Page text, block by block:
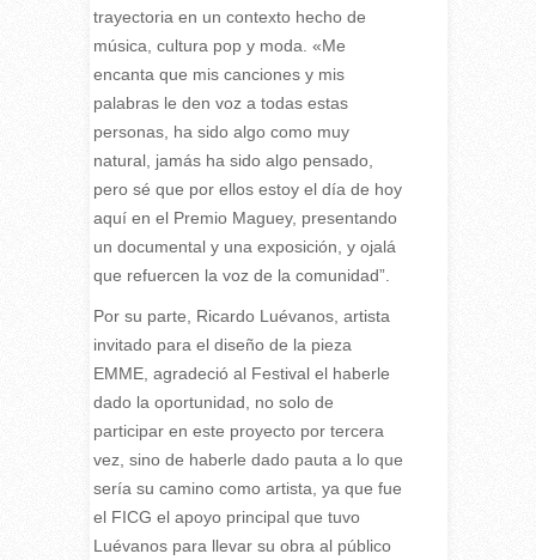
trayectoria en un contexto hecho de
música, cultura pop y moda. «Me
encanta que mis canciones y mis
palabras le den voz a todas estas
personas, ha sido algo como muy
natural, jamás ha sido algo pensado,
pero sé que por ellos estoy el día de hoy
aquí en el Premio Maguey, presentando
un documental y una exposición, y ojalá
que refuercen la voz de la comunidad”.
Por su parte, Ricardo Luévanos, artista
invitado para el diseño de la pieza
EMME, agradeció al Festival el haberle
dado la oportunidad, no solo de
participar en este proyecto por tercera
vez, sino de haberle dado pauta a lo que
sería su camino como artista, ya que fue
el FICG el apoyo principal que tuvo
Luévanos para llevar su obra al público